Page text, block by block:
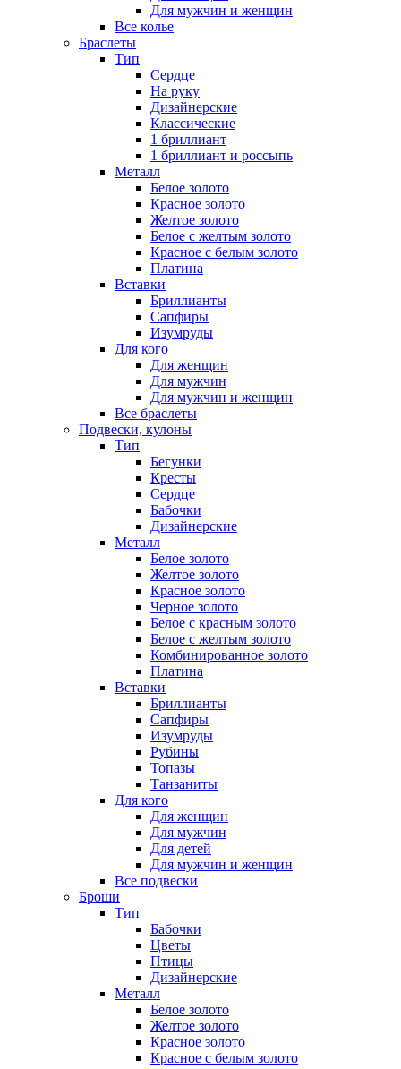
Для мужчин и женщин
Все колье
Браслеты
Тип
Сердце
На руку
Дизайнерские
Классические
1 бриллиант
1 бриллиант и россыпь
Металл
Белое золото
Красное золото
Желтое золото
Белое с желтым золото
Красное с белым золото
Платина
Вставки
Бриллианты
Сапфиры
Изумруды
Для кого
Для женщин
Для мужчин
Для мужчин и женщин
Все браслеты
Подвески, кулоны
Тип
Бегунки
Кресты
Сердце
Бабочки
Дизайнерские
Металл
Белое золото
Желтое золото
Красное золото
Черное золото
Белое с красным золото
Белое с желтым золото
Комбинированное золото
Платина
Вставки
Бриллианты
Сапфиры
Изумруды
Рубины
Топазы
Танзаниты
Для кого
Для женщин
Для мужчин
Для детей
Для мужчин и женщин
Все подвески
Броши
Тип
Бабочки
Цветы
Птицы
Дизайнерские
Металл
Белое золото
Желтое золото
Красное золото
Красное с белым золото